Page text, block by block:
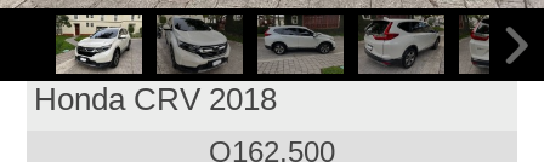
Honda CRV 2018
Q162,500